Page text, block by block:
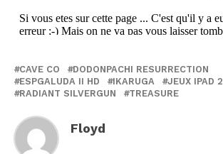
CAVE CO
DODONPACHI RESURRECTION
ESPGALUDA II HD
IKARUGA
JEUX IPAD 2
RADIANT SILVERGUN
TREASURE
Floyd